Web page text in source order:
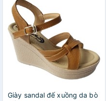
Giày sandal đế xuồng da bò